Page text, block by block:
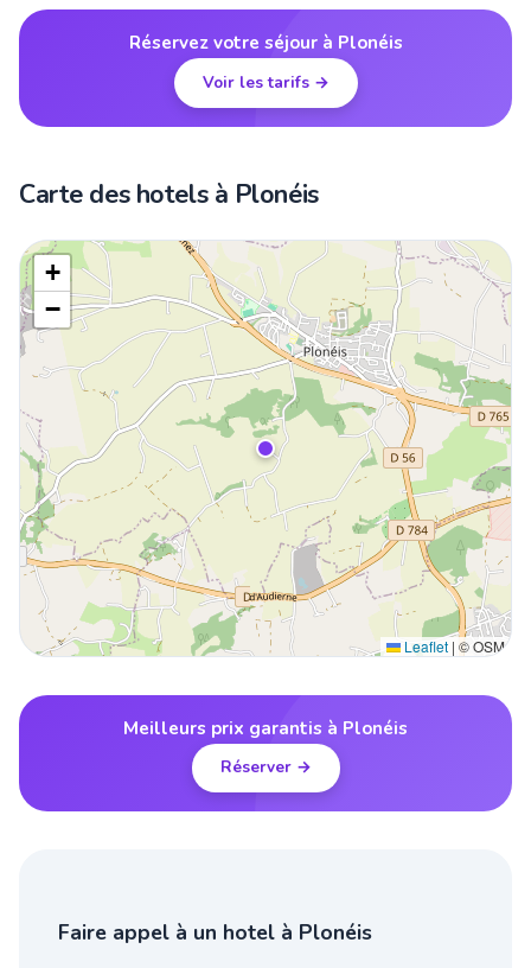
Réservez votre séjour à Plonéis
Voir les tarifs →
Carte des hotels à Plonéis
+
−
Leaflet | © OSM
Meilleurs prix garantis à Plonéis
Réserver →
Faire appel à un hotel à Plonéis